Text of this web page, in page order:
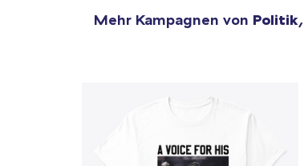
Mehr Kampagnen von Politik